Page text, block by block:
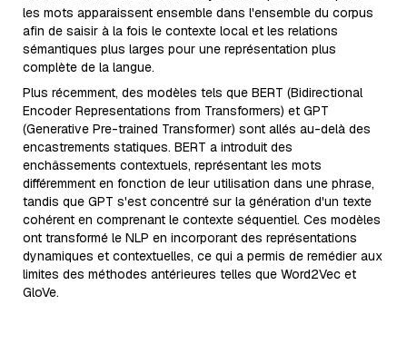
les mots apparaissent ensemble dans l'ensemble du corpus
afin de saisir à la fois le contexte local et les relations
sémantiques plus larges pour une représentation plus
complète de la langue.
Plus récemment, des modèles tels que BERT (Bidirectional
Encoder Representations from Transformers) et GPT
(Generative Pre-trained Transformer) sont allés au-delà des
encastrements statiques. BERT a introduit des
enchâssements contextuels, représentant les mots
différemment en fonction de leur utilisation dans une phrase,
tandis que GPT s'est concentré sur la génération d'un texte
cohérent en comprenant le contexte séquentiel. Ces modèles
ont transformé le NLP en incorporant des représentations
dynamiques et contextuelles, ce qui a permis de remédier aux
limites des méthodes antérieures telles que Word2Vec et
GloVe.